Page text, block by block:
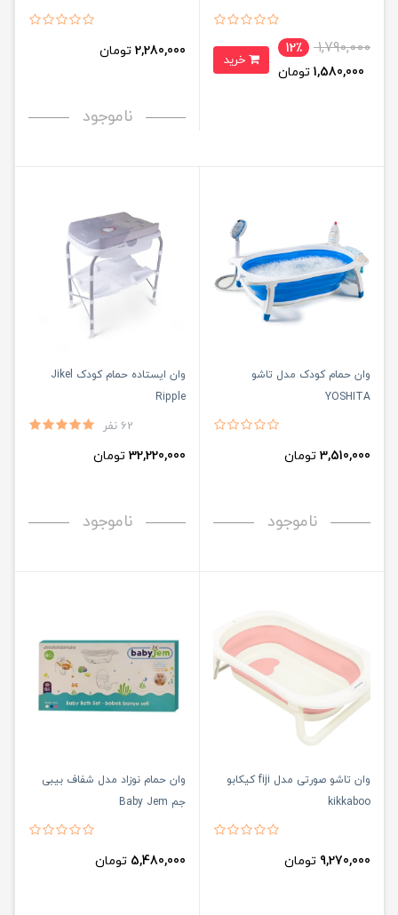
1,790,000
12٪
1,580,000 تومان
2,280,000 تومان
ناموجود
وان حمام کودک مدل تاشو
YOSHITA
3,510,000 تومان
ناموجود
وان ایستاده حمام کودک Jikel
Ripple
62 نفر
32,220,000 تومان
ناموجود
وان تاشو صورتی مدل fiji کیکابو
kikkaboo
9,270,000 تومان
وان حمام نوزاد مدل شفاف بیبی
جم Baby Jem
5,480,000 تومان